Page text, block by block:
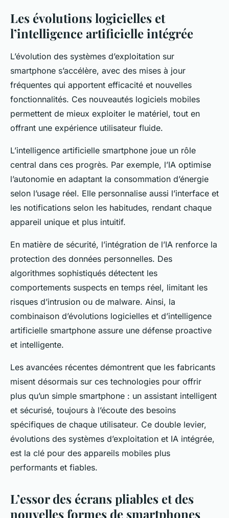
Les évolutions logicielles et
l’intelligence artificielle intégrée
L’évolution des systèmes d’exploitation sur
smartphone s’accélère, avec des mises à jour
fréquentes qui apportent efficacité et nouvelles
fonctionnalités. Ces nouveautés logiciels mobiles
permettent de mieux exploiter le matériel, tout en
offrant une expérience utilisateur fluide.
L’intelligence artificielle smartphone joue un rôle
central dans ces progrès. Par exemple, l’IA optimise
l’autonomie en adaptant la consommation d’énergie
selon l’usage réel. Elle personnalise aussi l’interface et
les notifications selon les habitudes, rendant chaque
appareil unique et plus intuitif.
En matière de sécurité, l’intégration de l’IA renforce la
protection des données personnelles. Des
algorithmes sophistiqués détectent les
comportements suspects en temps réel, limitant les
risques d’intrusion ou de malware. Ainsi, la
combinaison d’évolutions logicielles et d’intelligence
artificielle smartphone assure une défense proactive
et intelligente.
Les avancées récentes démontrent que les fabricants
misent désormais sur ces technologies pour offrir
plus qu’un simple smartphone : un assistant intelligent
et sécurisé, toujours à l’écoute des besoins
spécifiques de chaque utilisateur. Ce double levier,
évolutions des systèmes d’exploitation et IA intégrée,
est la clé pour des appareils mobiles plus
performants et fiables.
L’essor des écrans pliables et des
nouvelles formes de smartphones